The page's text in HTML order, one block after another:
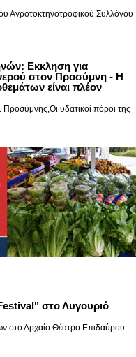
Αγροτοκτηνοτροφικού Συλλόγου
Εκκληση για
στον Προσύμνη - Η
είναι πλέον
Προσύμνης,Οι υδατικοί πόροι της
στο Λυγουριό
στο Αρχαίο Θέατρο Επιδαύρου